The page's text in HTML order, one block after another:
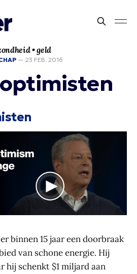
• geld
— 23 FEB. 2016
binnen 15 jaar een doorbraak
van schone energie. Hij
hij schenkt $1 miljard aan